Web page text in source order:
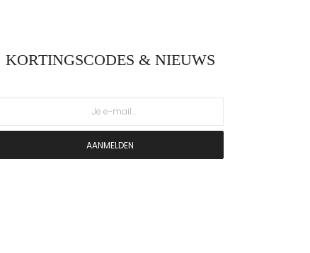
KORTINGSCODES & NIEUWS
AANMELDEN